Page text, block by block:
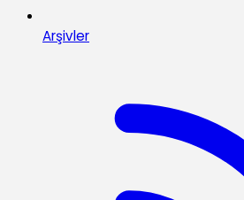
Arşivler